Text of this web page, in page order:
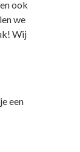
ook
we
Wij
een